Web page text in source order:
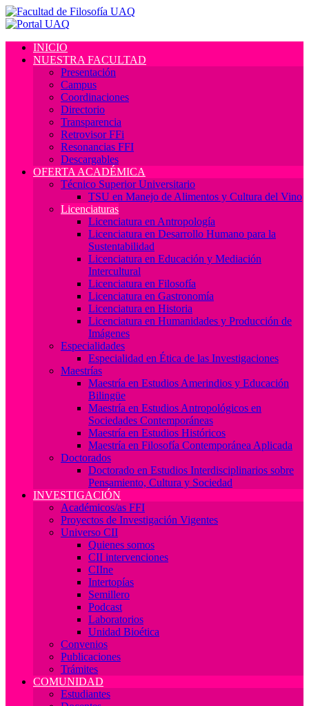
INICIO
NUESTRA FACULTAD
Presentación
Campus
Coordinaciones
Directorio
Transparencia
Retrovisor FFi
Resonancias FFI
Descargables
OFERTA ACADÉMICA
Técnico Superior Universitario
TSU en Manejo de Alimentos y Cultura del Vino
Licenciaturas
Licenciatura en Antropología
Licenciatura en Desarrollo Humano para la
Sustentabilidad
Licenciatura en Educación y Mediación
Intercultural
Licenciatura en Filosofía
Licenciatura en Gastronomía
Licenciatura en Historia
Licenciatura en Humanidades y Producción de
Imágenes
Especialidades
Especialidad en Ética de las Investigaciones
Maestrías
Maestría en Estudios Amerindios y Educación
Bilingüe
Maestría en Estudios Antropológicos en
Sociedades Contemporáneas
Maestría en Estudios Históricos
Maestría en Filosofía Contemporánea Aplicada
Doctorados
Doctorado en Estudios Interdisciplinarios sobre
Pensamiento, Cultura y Sociedad
INVESTIGACIÓN
Académicos/as FFI
Proyectos de Investigación Vigentes
Universo CII
Quienes somos
CII intervenciones
CIIne
Intertopías
Semillero
Podcast
Laboratorios
Unidad Bioética
Convenios
Publicaciones
Trámites
COMUNIDAD
Estudiantes